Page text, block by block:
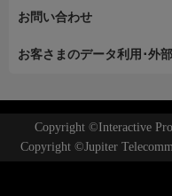
お問い合わせ
お客さまのデータ利用･外
Copyright ©Interactive
Copyright ©Jupiter